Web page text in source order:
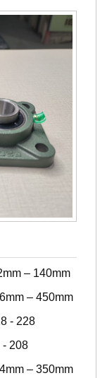
– 140mm
– 450mm
228